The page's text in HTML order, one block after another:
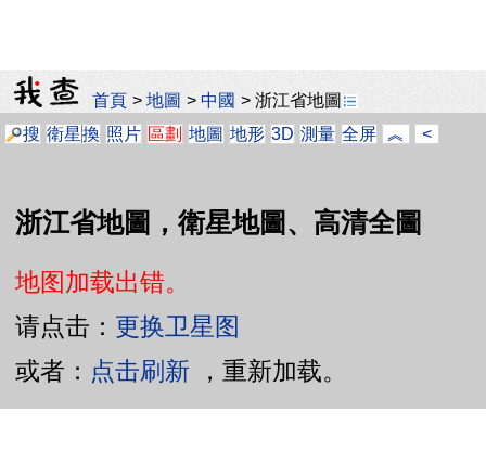
首頁 >地圖 >中國 >浙江省地圖
搜 衛星換 照片 區劃 地圖 地形 3D 測量 全屏 ︽ <
浙江省地圖，衛星地圖、高清全圖
地图加载出错。
请点击： 更换卫星图
或者： 点击刷新 ，重新加载。